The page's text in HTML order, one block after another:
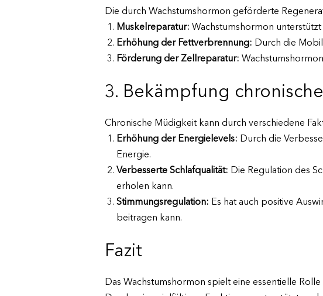
Die durch Wachstumshormon geförderte
Muskelreparatur: Wachstumshormon
Erhöhung der Fettverbrennung: Durch die
Förderung der Zellreparatur:
3. Bekämpfung
Chronische Müdigkeit kann durch verschiedene
Erhöhung der Energielevels: Durch die
Energie.
Verbesserte Schlafqualität: Die Regulation des
erholen kann.
Stimmungsregulation: Es hat auch positive
beitragen kann.
Fazit
Das Wachstumshormon spielt eine essentielle